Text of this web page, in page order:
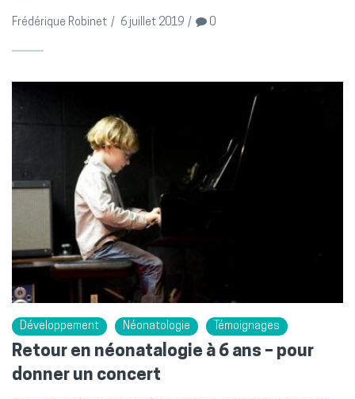
Frédérique Robinet / 6 juillet 2019 / 0
Développement Néonatologie Témoignages
Retour en néonatalogie à 6 ans – pour
donner un concert